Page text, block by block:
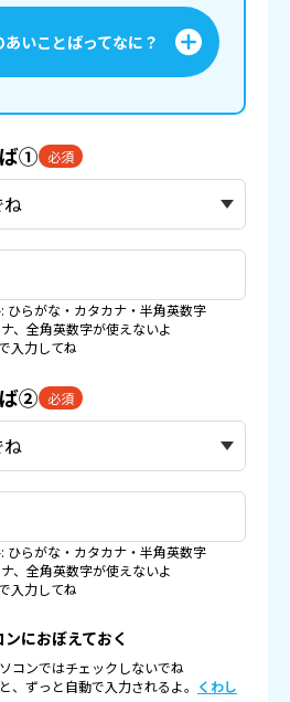
あいことばってなに？
ば① 必須
ひらがな・カタカナ・半角英数字
、全角英数字が使えないよ
入力してね
ば② 必須
ひらがな・カタカナ・半角英数字
、全角英数字が使えないよ
入力してね
におぼえておく
コンではチェックしないでね
ずっと自動で入力されるよ。 くわし